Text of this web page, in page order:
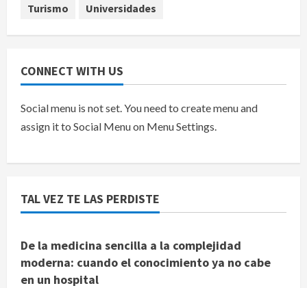
Turismo
Universidades
CONNECT WITH US
Social menu is not set. You need to create menu and
assign it to Social Menu on Menu Settings.
TAL VEZ TE LAS PERDISTE
De la medicina sencilla a la complejidad
moderna: cuando el conocimiento ya no cabe
en un hospital